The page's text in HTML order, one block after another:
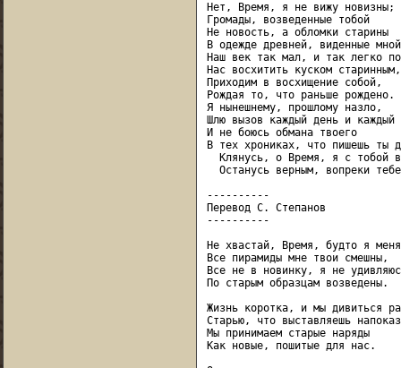
Нет, Время, я не вижу новизны;
Громады, возведенные тобой
Не новость, а обломки старины
В одежде древней, виденные
Наш век так мал, и так легко
Нас восхитить куском
Приходим в восхищение собой,
Рождая то, что раньше рождено.
Я нынешнему, прошлому назло,
Шлю вызов каждый день и каждый
И не боюсь обмана твоего
В тех хрониках, что пишешь ты
Клянусь, о Время, я с тобой
Останусь верным, вопреки
----------
Перевод С. Степанов
----------
Не хвастай, Время, будто я
Все пирамиды мне твои смешны,
Все не в новинку, я не
По старым образцам возведены.
Жизнь коротка, и мы дивиться
Старью, что выставляешь
Мы принимаем старые наряды
Как новые, пошитые для нас.